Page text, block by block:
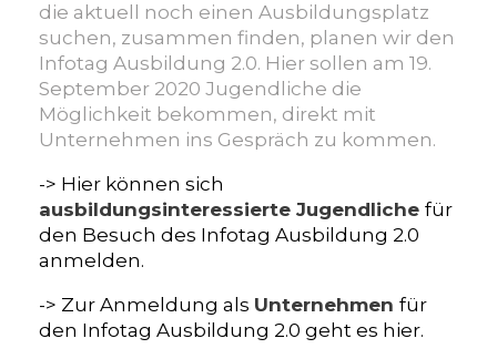
die aktuell noch einen Ausbildungsplatz
suchen, zusammen finden, planen wir den
Infotag Ausbildung 2.0. Hier sollen am 19.
September 2020 Jugendliche die
Möglichkeit bekommen, direkt mit
Unternehmen ins Gespräch zu kommen.
-> Hier können sich
ausbildungsinteressierte Jugendliche für
den Besuch des Infotag Ausbildung 2.0
anmelden.
-> Zur Anmeldung als Unternehmen für
den Infotag Ausbildung 2.0 geht es hier.